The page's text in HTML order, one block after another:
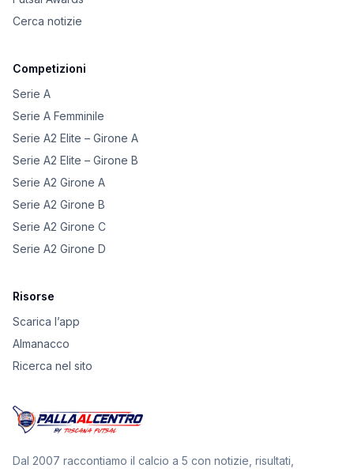
Cerca notizie
Competizioni
Serie A
Serie A Femminile
Serie A2 Elite – Girone A
Serie A2 Elite – Girone B
Serie A2 Girone A
Serie A2 Girone B
Serie A2 Girone C
Serie A2 Girone D
Risorse
Scarica l’app
Almanacco
Ricerca nel sito
Dal 2007 raccontiamo il calcio a 5 con notizie, risultati,